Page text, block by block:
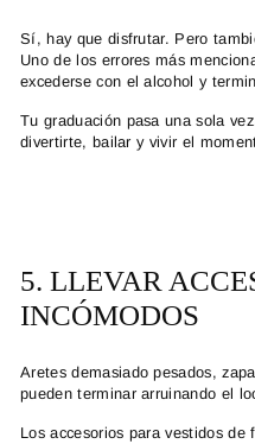
Sí, hay que disfrutar. Pero
Uno de los errores más
excederse con el alcohol y
Tu graduación pasa una sola
divertirte, bailar y vivir el
5. LLEVAR
INCÓMODOS
Aretes demasiado pesados,
pueden terminar arruinando el
Losaccesorios para vestidos de